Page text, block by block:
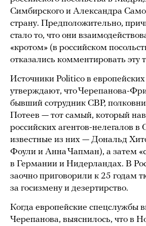
Симбирского и Александра
страну. Предположительно,
стало то, что они
«кротом» (в российском
отказались комментировать эту
Источники Politico в
утверждают, что Черепанова-
бывший сотрудник СВР,
Потеев — тот самый, который
российских агентов-нелегалов
известные из них — Дональд
Фоули и Анна Чапман), а затем
в Германии и Нидерландах. В
заочно приговорили к 25 годам
за госизмену и дезертирство.
Когда европейские спецслужбы
Черепанова, выяснилось, что в